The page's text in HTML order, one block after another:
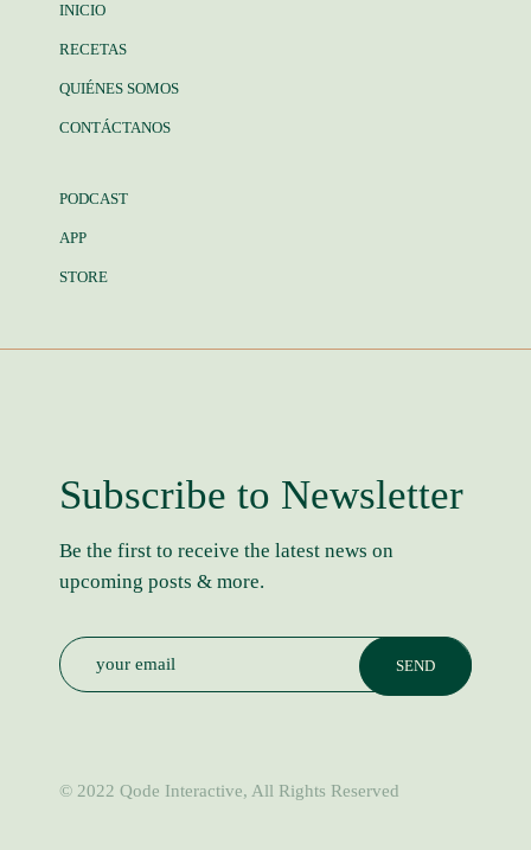
INICIO
RECETAS
QUIÉNES SOMOS
CONTÁCTANOS
PODCAST
APP
STORE
Subscribe to Newsletter
Be the first to receive the latest news on
upcoming posts & more.
© 2022 Qode Interactive, All Rights Reserved